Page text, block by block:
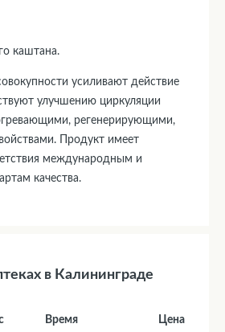
каштана.
усиливают действие
улучшению циркуляции
регенерирующими,
Продукт имеет
международным и
качества.
в Калининграде
Время
Цена